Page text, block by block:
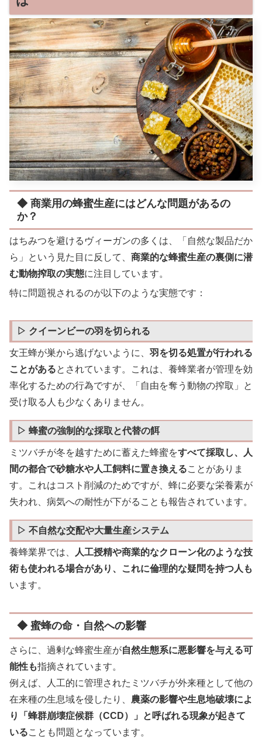
◆ 商業用の蜂蜜生産にはどんな問題があるの
か？
はちみつを避けるヴィーガンの多くは、「自然な製品だか
ら」という見た目に反して、 商業的な蜂蜜生産の裏側に潜
む動物搾取の実態に注目しています。
特に問題視されるのが以下のような実態です：
▷ クイーンビーの羽を切られる
女王蜂が巣から逃げないように、 羽を切る処置が行われる
ことがあるとされています。これは、養蜂業者が管理を効
率化するための行為ですが、「自由を奪う動物の搾取」と
受け取る人も少なくありません。
▷ 蜂蜜の強制的な採取と代替の餌
ミツバチが冬を越すために蓄えた蜂蜜をすべて採取し、人
間の都合で砂糖水や人工飼料に置き換えることがありま
す。これはコスト削減のためですが、蜂に必要な栄養素が
失われ、病気への耐性が下がることも報告されています。
▷ 不自然な交配や大量生産システム
養蜂業界では、
人工授精や商業的なクローン化のような技
術も使われる場合があり、これに倫理的な疑問を持つ人も
います。
◆ 蜜蜂の命・自然への影響
さらに、過剰な蜂蜜生産が自然生態系に悪影響を与える可
能性も指摘されています。
例えば、人工的に管理されたミツバチが外来種として他の
在来種の生息域を侵したり、 農薬の影響や生息地破壊によ
り「蜂群崩壊症候群（CCD）」と呼ばれる現象が起きて
いることも問題となっています。